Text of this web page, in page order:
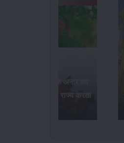
भारत में सर्वाधिक अनार का
उत्पादन कौन-सा राज्य करता